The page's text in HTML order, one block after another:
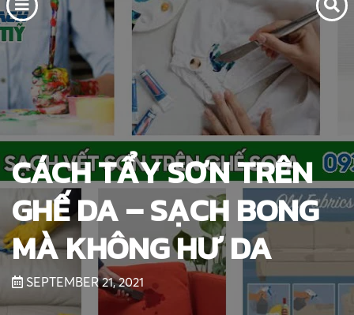
CÁCH TẨY SƠN TRÊN
GHẾ DA – SẠCH BONG
MÀ KHÔNG HƯ DA
SEPTEMBER 21, 2021